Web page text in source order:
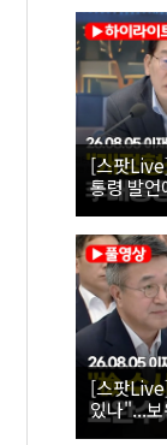
[스팟
통령 발
26.08.05
부, 법무
[스팟
있나"...보
고 현장 |